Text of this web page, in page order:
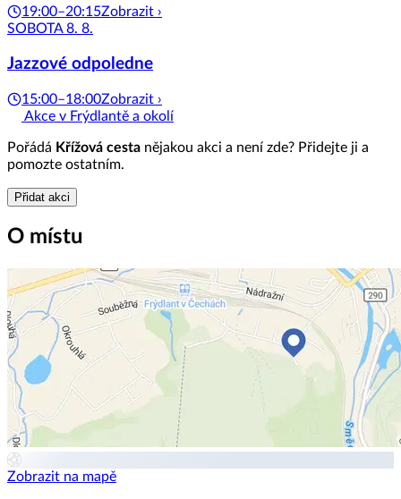
19:00–20:15Zobrazit ›
SOBOTA 8. 8.
Jazzové odpoledne
15:00–18:00Zobrazit ›
Akce v Frýdlantě a okolí
Pořádá Křížová cesta nějakou akci a není zde? Přidejte ji a
pomozte ostatním.
Přidat akci
O místu
Zobrazit na mapě